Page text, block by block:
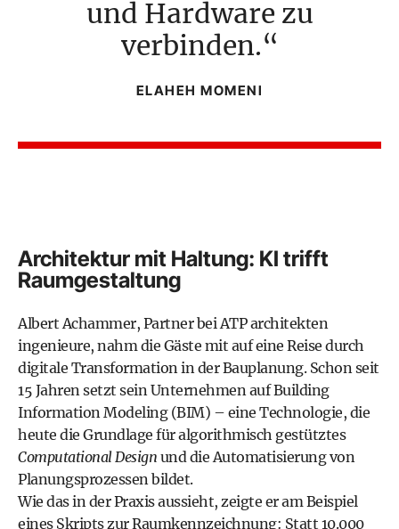
und Hardware zu
verbinden.
ELAHEH MOMENI
Architektur mit Haltung: KI trifft
Raumgestaltung
Albert Achammer, Partner bei ATP architekten
ingenieure, nahm die Gäste mit auf eine Reise durch
digitale Transformation in der Bauplanung. Schon seit
15 Jahren setzt sein Unternehmen auf Building
Information Modeling (BIM) – eine Technologie, die
heute die Grundlage für algorithmisch gestütztes
Computational Design und die Automatisierung von
Planungsprozessen bildet.
Wie das in der Praxis aussieht, zeigte er am Beispiel
eines Skripts zur Raumkennzeichnung: Statt 10.000